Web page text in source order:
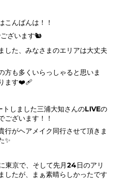
こんばんは！！
ざいます🐿️
した、みなさまのエリアは大丈夫
方も多くいらっしゃると思いま
ます❤️‍🩹
しました三浦大知さんのLIVEの
ございます！！
行がヘアメイク同行させて頂きま
✨
東京で、そして先月24日のアリ
したが、まぁ素晴らしかったです